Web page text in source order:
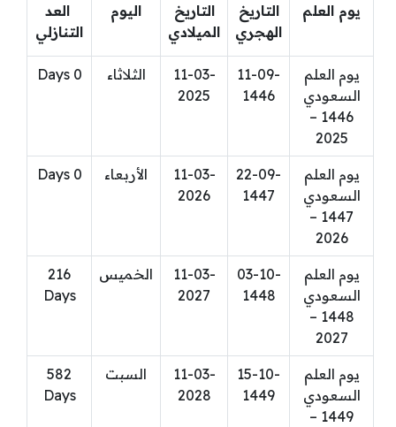
يوم العلم
التاريخ
الهجري
التاريخ
الميلادي
اليوم
العد
التنازلي
يوم العلم
السعودي
1446 –
2025
11-09-
1446
11-03-
2025
الثلاثاء 0
Days
يوم العلم
السعودي
1447 –
2026
22-09-
1447
11-03-
2026
الأربعاء 0
Days
يوم العلم
السعودي
1448 –
2027
03-10-
1448
11-03-
2027
الخميس
216
Days
يوم العلم
السعودي
1449 –
15-10-
1449
11-03-
2028
السبت
582
Days